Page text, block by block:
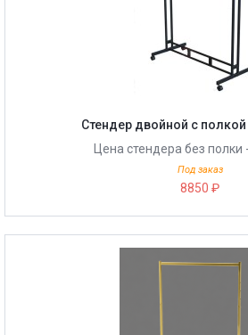
Стендер двойной с
Цена стендера без полки
Под заказ
8850 ₽